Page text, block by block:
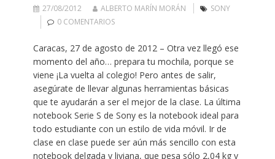
27/08/2012 ALBERTO MARÍN MORÁN
SONY
0 COMENTARIOS
Caracas, 27 de agosto de 2012 – Otra vez llegó ese
momento del año… prepara tu mochila, porque se
viene ¡La vuelta al colegio! Pero antes de salir,
asegúrate de llevar algunas herramientas básicas
que te ayudarán a ser el mejor de la clase. La última
notebook Serie S de Sony es la notebook ideal para
todo estudiante con un estilo de vida móvil. Ir de
clase en clase puede ser aún más sencillo con esta
notebook delgada y liviana, que pesa sólo 2,04 kg y